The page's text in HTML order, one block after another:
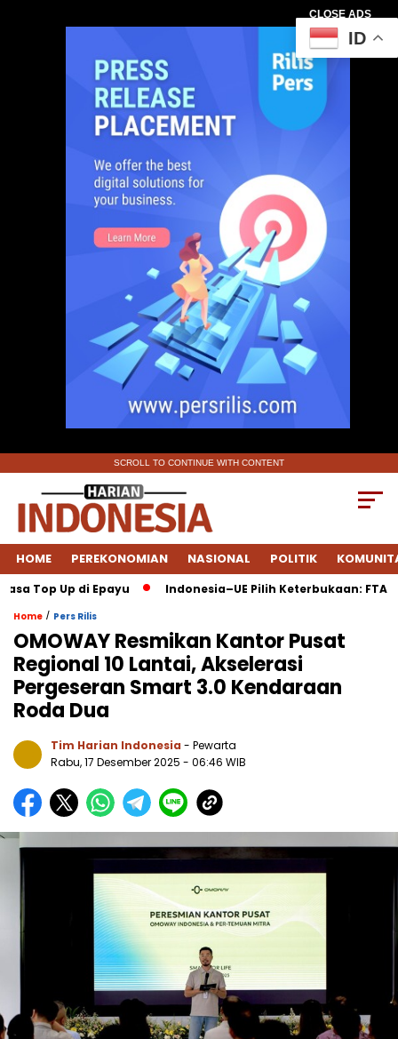
CLOSE ADS
SCROLL TO CONTINUE WITH CONTENT
HOME PEREKONOMIAN NASIONAL POLITIK
Top Up di Epayu Indonesia–UE Pilih Keterbukaan: FTA
Home / Pers Rilis
OMOWAY Resmikan Kantor Pusat
Regional 10 Lantai, Akselerasi
Pergeseran Smart 3.0 Kendaraan
Roda Dua
Tim Harian Indonesia - Pewarta
Rabu, 17 Desember 2025 - 06:46 WIB
ID